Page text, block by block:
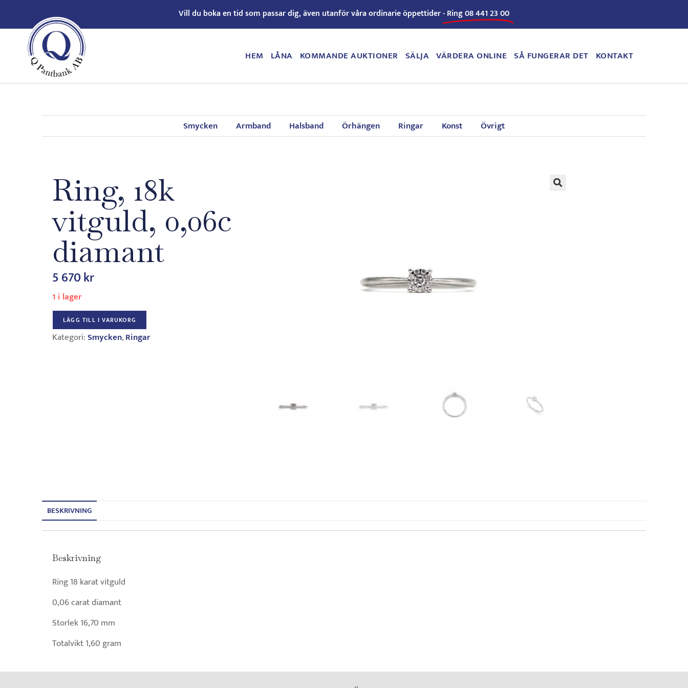
Vill du boka en tid som passar dig, även utanför våra ordinarie öppettider -Ring 08 441 23 00
HEM LÅNA KOMMANDE AUKTIONER SÄLJA VÄRDERA ONLINE SÅ FUNGERAR DET KONTAKT
Smycken Armband Halsband Örhängen Ringar Konst Övrigt
Ring, 18k
vitguld, 0,06c
diamant
5 670kr
1 i lager
LÄGG TILL I VARUKORG
Kategori:Smycken,Ringar
BESKRIVNING
Beskrivning
Ring 18 karat vitguld
0,06 carat diamant
Storlek 16,70 mm
Totalvikt 1,60 gram